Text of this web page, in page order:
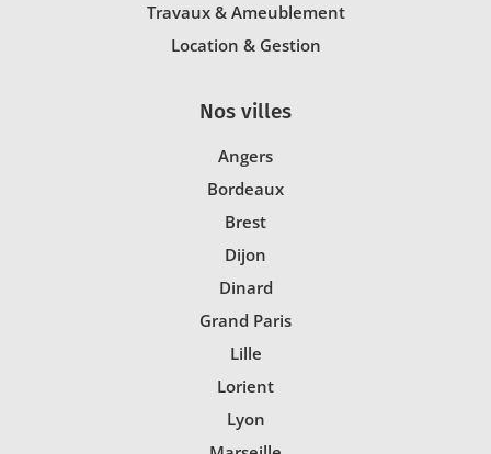
Travaux & Ameublement
Location & Gestion
Nos villes
Angers
Bordeaux
Brest
Dijon
Dinard
Grand Paris
Lille
Lorient
Lyon